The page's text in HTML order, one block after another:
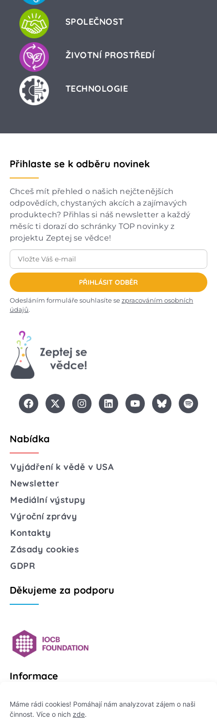
Máme rádi cookies! Pomáhají nám analyzovat zájem o naši
činnost. Více o nich zde.
SPOLEČNOST
ŽIVOTNÍ PROSTŘEDÍ
TECHNOLOGIE
Přihlaste se k odběru novinek
Chceš mít přehled o našich nejčtenějších
odpovědích, chystaných akcích a zajímavých
produktech? Přihlas si náš newsletter a každý
měsíc ti dorazí do schránky TOP novinky z
projektu Zeptej se vědce!
PŘIHLÁSIT ODBĚR
Odesláním formuláře souhlasíte sezpracováním osobních
údajů.
Nabídka
Vyjádření k vědě v USA
Newsletter
Mediální výstupy
Výroční zprávy
Kontakty
Zásady cookies
GDPR
Děkujeme za podporu
Informace
Platformu Zeptej se vědce provozuje: